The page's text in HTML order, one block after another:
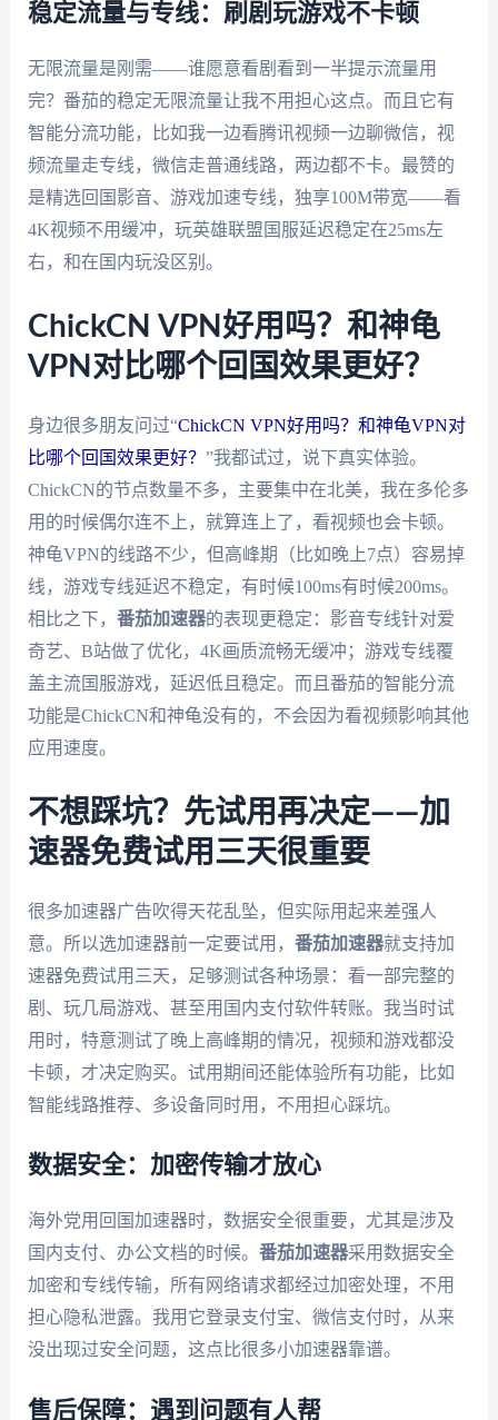
稳定流量与专线：刷剧玩游戏不卡顿
无限流量是刚需——谁愿意看剧看到一半提示流量用
完？番茄的稳定无限流量让我不用担心这点。而且它有
智能分流功能，比如我一边看腾讯视频一边聊微信，视
频流量走专线，微信走普通线路，两边都不卡。最赞的
是精选回国影音、游戏加速专线，独享100M带宽——看
4K视频不用缓冲，玩英雄联盟国服延迟稳定在25ms左
右，和在国内玩没区别。
ChickCN VPN好用吗？和神龟
VPN对比哪个回国效果更好？
身边很多朋友问过“ChickCN VPN好用吗？和神龟VPN对
比哪个回国效果更好？ ”我都试过，说下真实体验。
ChickCN的节点数量不多，主要集中在北美，我在多伦多
用的时候偶尔连不上，就算连上了，看视频也会卡顿。
神龟VPN的线路不少，但高峰期（比如晚上7点）容易掉
线，游戏专线延迟不稳定，有时候100ms有时候200ms。
相比之下， 番茄加速器的表现更稳定：影音专线针对爱
奇艺、B站做了优化，4K画质流畅无缓冲；游戏专线覆
盖主流国服游戏，延迟低且稳定。而且番茄的智能分流
功能是ChickCN和神龟没有的，不会因为看视频影响其他
应用速度。
不想踩坑？先试用再决定——加
速器免费试用三天很重要
很多加速器广告吹得天花乱坠，但实际用起来差强人
意。所以选加速器前一定要试用， 番茄加速器就支持加
速器免费试用三天，足够测试各种场景：看一部完整的
剧、玩几局游戏、甚至用国内支付软件转账。我当时试
用时，特意测试了晚上高峰期的情况，视频和游戏都没
卡顿，才决定购买。试用期间还能体验所有功能，比如
智能线路推荐、多设备同时用，不用担心踩坑。
数据安全：加密传输才放心
海外党用回国加速器时，数据安全很重要，尤其是涉及
国内支付、办公文档的时候。 番茄加速器采用数据安全
加密和专线传输，所有网络请求都经过加密处理，不用
担心隐私泄露。我用它登录支付宝、微信支付时，从来
没出现过安全问题，这点比很多小加速器靠谱。
售后保障：遇到问题有人帮